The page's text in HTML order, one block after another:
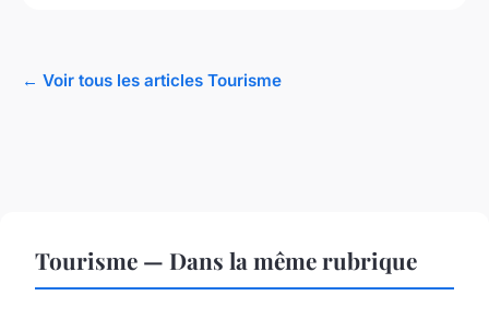
← Voir tous les articles Tourisme
Tourisme — Dans la même rubrique